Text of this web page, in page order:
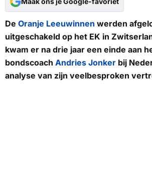
De Oranje Leeuwinnen werden
uitgeschakeld op het EK in
kwam er na drie jaar een einde aan
bondscoach Andries Jonker bij
analyse van zijn veelbesproken